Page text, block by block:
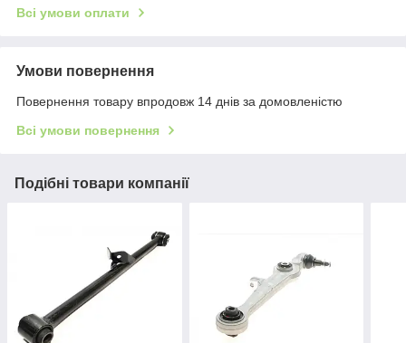
Всі умови оплати
Умови повернення
Повернення товару впродовж 14 днів за домовленістю
Всі умови повернення
Подібні товари компанії